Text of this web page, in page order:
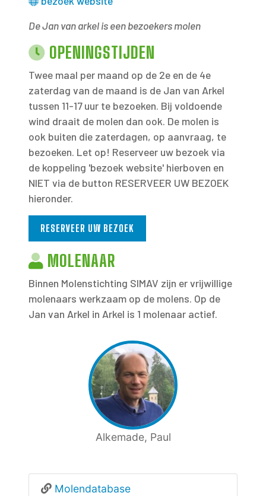
De Jan van arkel is een bezoekers molen
OPENINGSTIJDEN
Twee maal per maand op de 2e en de 4e
zaterdag van de maand is de Jan van Arkel
tussen 11-17 uur te bezoeken. Bij voldoende
wind draait de molen dan ook. De molen is
ook buiten die zaterdagen, op aanvraag, te
bezoeken. Let op! Reserveer uw bezoek via
de koppeling 'bezoek website' hierboven en
NIET via de button RESERVEER UW BEZOEK
hieronder.
RESERVEER UW BEZOEK
MOLENAAR
Binnen Molenstichting SIMAV zijn er vrijwillige
molenaars werkzaam op de molens. Op de
Jan van Arkel in Arkel is 1 molenaar actief.
Alkemade, Paul
Molendatabase